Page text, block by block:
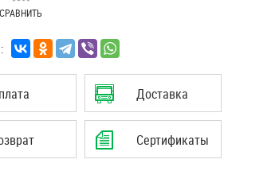
СРАВНИТЬ
Доставка
Сертификаты